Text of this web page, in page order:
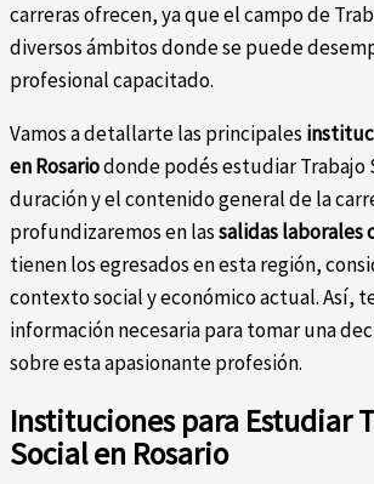
carreras ofrecen, ya que el campo de
diversos ámbitos donde se puede
profesional capacitado.
Vamos a detallarte las principales
en Rosariodonde podés estudiar Trabajo
duración y el contenido general de la
profundizaremos en lassalidas laborales
tienen los egresados en esta región,
contexto social y económico actual. Así,
información necesaria para tomar una
sobre esta apasionante profesión.
Instituciones para Estudiar
Social en Rosario